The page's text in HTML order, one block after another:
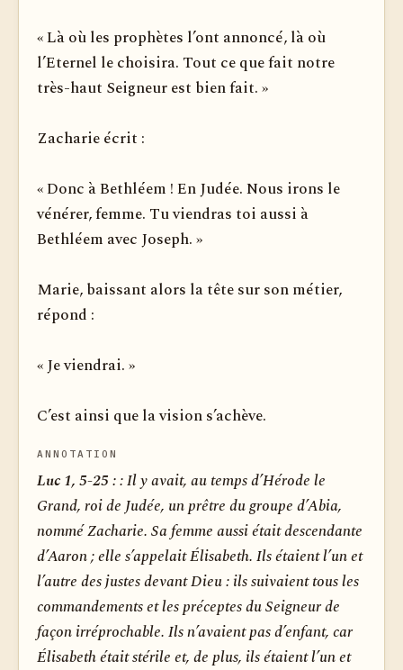
« Là où les prophètes l’ont annoncé, là où
l’Eternel le choisira. Tout ce que fait notre
très-haut Seigneur est bien fait. »
Zacharie écrit :
« Donc à Bethléem ! En Judée. Nous irons le
vénérer, femme. Tu viendras toi aussi à
Bethléem avec Joseph. »
Marie, baissant alors la tête sur son métier,
répond :
« Je viendrai. »
C’est ainsi que la vision s’achève.
ANNOTATION
Luc 1, 5-25 :: Il y avait, au temps d’Hérode le
Grand, roi de Judée, un prêtre du groupe d’Abia,
nommé Zacharie. Sa femme aussi était descendante
d’Aaron ; elle s’appelait Élisabeth. Ils étaient l’un et
l’autre des justes devant Dieu : ils suivaient tous les
commandements et les préceptes du Seigneur de
façon irréprochable. Ils n’avaient pas d’enfant, car
Élisabeth était stérile et, de plus, ils étaient l’un et